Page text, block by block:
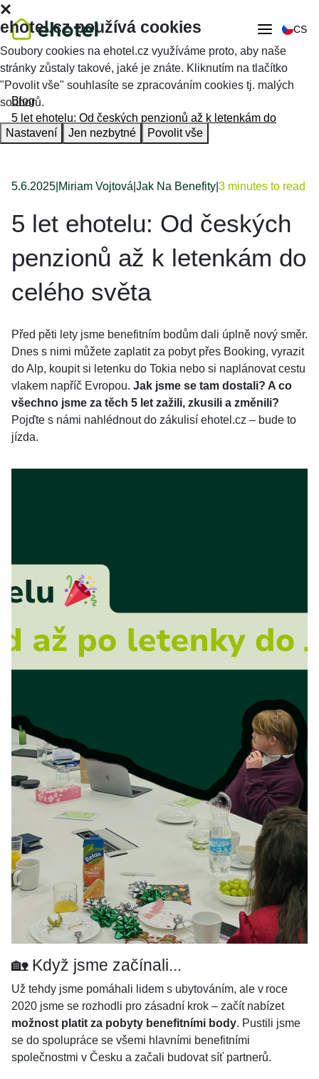
CS
Blog
5 let ehotelu: Od českých penzionů až k letenkám do
celého světa
5.6.2025 Miriam Vojtová Jak Na Benefity 3 minutes to read
5 let ehotelu: Od českých
penzionů až k letenkám do
celého světa
Před pěti lety jsme benefitním bodům dali úplně nový směr.
Dnes s nimi můžete zaplatit za pobyt přes Booking, vyrazit
do Alp, koupit si letenku do Tokia nebo si naplánovat cestu
vlakem napříč Evropou. Jak jsme se tam dostali? A co
všechno jsme za těch 5 let zažili, zkusili a změnili?
Pojďte s námi nahlédnout do zákulisí ehotel.cz – bude to
jízda.
🏡 Když jsme začínali...
Už tehdy jsme pomáhali lidem s ubytováním, ale v roce
2020 jsme se rozhodli pro zásadní krok – začít nabízet
možnost platit za pobyty benefitními body. Pustili jsme
se do spolupráce se všemi hlavními benefitními
společnostmi v Česku a začali budovat síť partnerů.
ehotel.cz používá cookies
Soubory cookies na ehotel.cz využíváme proto, aby naše
stránky zůstaly takové, jaké je znáte. Kliknutím na tlačítko
"Povolit vše" souhlasíte se zpracováním cookies tj. malých
souborů.
Nastavení Jen nezbytné Povolit vše